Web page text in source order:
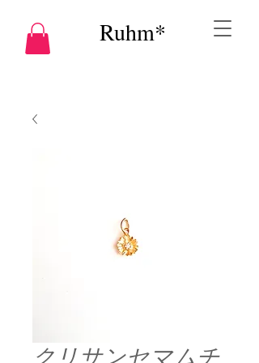
Ruhm*
クリサンセマムチ